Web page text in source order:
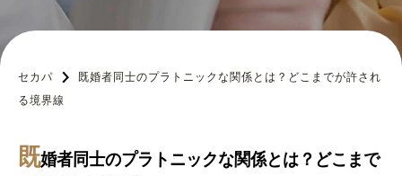
セカパ
既婚者同士のプラトニックな関係とは？どこまでが許され
る境界線
既婚者同士のプラトニックな関係とは？どこまで